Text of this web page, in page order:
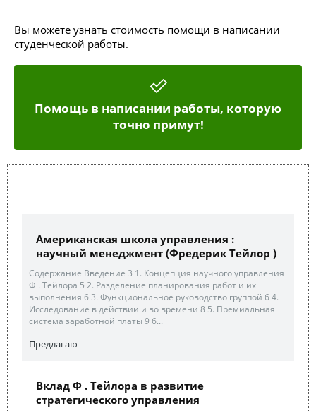
Вы можете узнать стоимость помощи в написании
студенческой работы.
Помощь в написании работы, которую
точно примут!
Американская школа управления :
научный менеджмент (Фредерик Тейлор )
Содержание Введение 3 1. Концепция научного управления
Ф . Тейлора 5 2. Разделение планирования работ и их
выполнения 6 3. Функциональное руководство группой 6 4.
Исследование в действии и во времени 8 5. Премиальная
система заработной платы 9 6...
Предлагаю
Вклад Ф . Тейлора в развитие
стратегического управления